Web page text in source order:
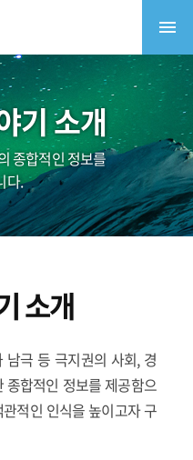
기 소개
종합적인 정보를
다.
소개
남극 등 극지권의 사회, 경
종합적인 정보를 제공함으
적인 인식을 높이고자 구